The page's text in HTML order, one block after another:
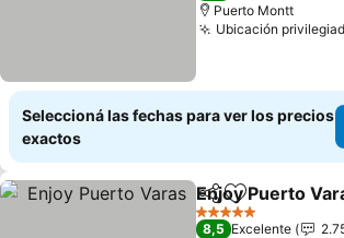
Puerto Montt
Ubicación
Seleccioná las fechas para ver los precios
exactos
Compartir
Añadir a
Enjoy Puerto
5 Estrellas
8,5 Excelente